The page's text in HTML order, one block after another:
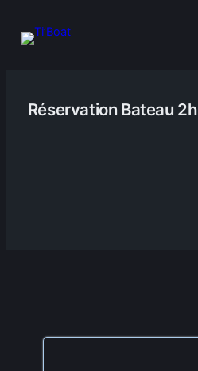
contenu
Réservation Bateau 2h